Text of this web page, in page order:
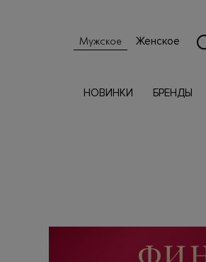
Мужское Женское
НОВИНКИ БРЕНДЫ